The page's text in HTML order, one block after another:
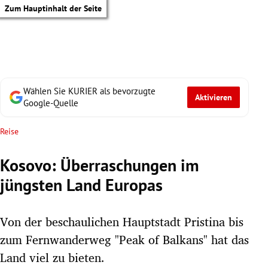
Zum Hauptinhalt der Seite
Untermenü
Wählen Sie KURIER als bevorzugte
Google-Quelle
Aktivieren
Reise
Kosovo: Überraschungen im
jüngsten Land Europas
Von der beschaulichen Hauptstadt Pristina bis
zum Fernwanderweg "Peak of Balkans" hat das
Land viel zu bieten.